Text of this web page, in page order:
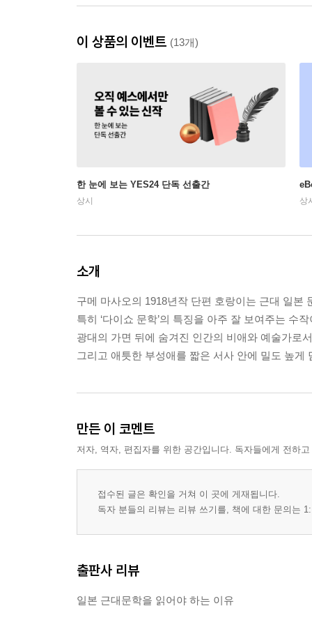
이 상품의 이벤트 (13개)
한 눈에 보는 YES24 단독 선출간
상시 상
소개
구메 마사오의 1918년작 단편 호랑이는 근대 일본
특히 ‘다이쇼 문학’의 특징을 아주 잘 보여주는 수
광대의 가면 뒤에 숨겨진 인간의 비애와 예술가로
그리고 애틋한 부성애를 짧은 서사 안에 밀도 높게
만든 이 코멘트
저자, 역자, 편집자를 위한 공간입니다. 독자들에게 전하
접수된 글은 확인을 거쳐 이 곳에 게재됩니다.
독자 분들의 리뷰는 리뷰 쓰기를, 책에 대한 문의는
출판사 리뷰
일본 근대문학을 읽어야 하는 이유